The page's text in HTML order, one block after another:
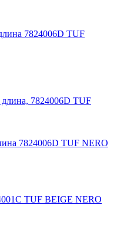
7824006D TUF
7824006D TUF NERO